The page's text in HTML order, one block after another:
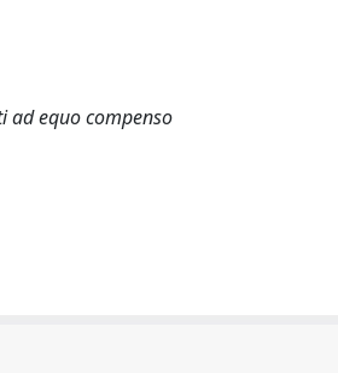
ad equo compenso